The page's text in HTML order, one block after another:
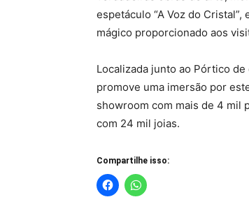
espetáculo “A Voz do
mágico proporcionado aos
Localizada junto ao Pórtico de
promove uma imersão por
showroom com mais de 4 mil
com 24 mil joias.
Compartilhe isso: